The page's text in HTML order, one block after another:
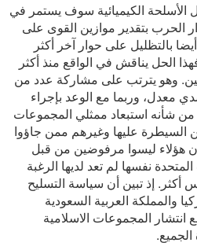
الأسلحة الكيميائية سوف يستمر في
الحرب بتقدير موازين القوى على
بالتظليل على حوار آخر أكثر
الحل يناقش في الواقع منذ أكثر
وهو يترتب على مشاركة عدد من
معدل، وربما مع الوعد بإجراء
من شأنه استبعاد ممثلي المجموعات
السيطرة عليها وغيرهم ممن جاؤوا
هؤلاء ليسوا مرفوضين من قبل
نفسها لم تعد لديها الرغبة
أكثر. إذ تبين أن سياسة التسليح
والمملكة العربية السعودية
انتشار المجموعات الاسلامية